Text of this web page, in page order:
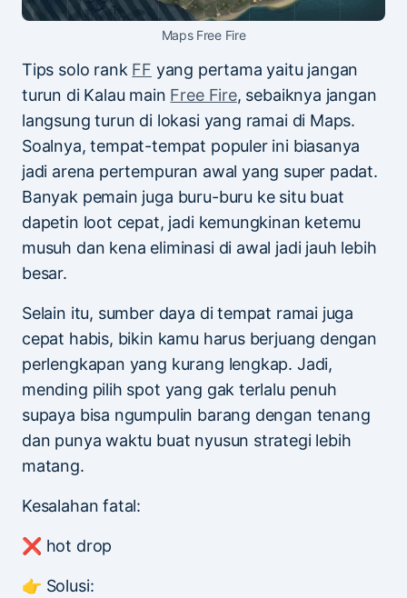
Maps Free Fire
Tips solo rank FF yang pertama yaitu jangan
turun di Kalau main Free Fire, sebaiknya jangan
langsung turun di lokasi yang ramai di Maps.
Soalnya, tempat-tempat populer ini biasanya
jadi arena pertempuran awal yang super padat.
Banyak pemain juga buru-buru ke situ buat
dapetin loot cepat, jadi kemungkinan ketemu
musuh dan kena eliminasi di awal jadi jauh lebih
besar.
Selain itu, sumber daya di tempat ramai juga
cepat habis, bikin kamu harus berjuang dengan
perlengkapan yang kurang lengkap. Jadi,
mending pilih spot yang gak terlalu penuh
supaya bisa ngumpulin barang dengan tenang
dan punya waktu buat nyusun strategi lebih
matang.
Kesalahan fatal:
❌ hot drop
👉 Solusi: